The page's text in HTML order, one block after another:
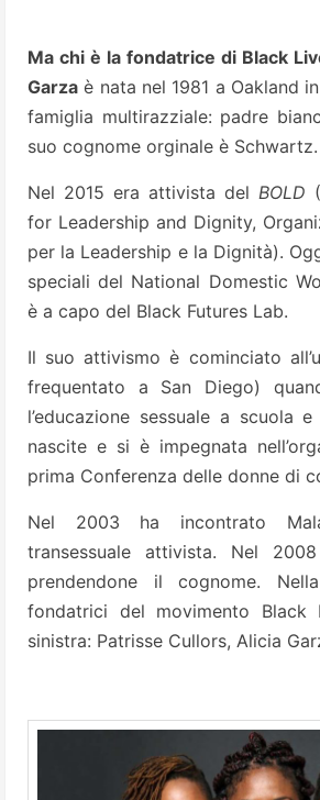
Ma chi è la fondatrice di Black
Garza è nata nel 1981 a Oakland
famiglia multirazziale: padre
suo cognome orginale è Schwartz.
Nel 2015 era attivista del BOLD
for Leadership and Dignity,
per la Leadership e la Dignità).
speciali del National Domestic
è a capo del Black Futures Lab.
Il suo attivismo è cominciato
frequentato a San Diego)
l’educazione sessuale a scuola
nascite e si è impegnata
prima Conferenza delle donne di
Nel 2003 ha incontrato
transessuale attivista. Nel
prendendone il cognome.
fondatrici del movimento Black
sinistra: Patrisse Cullors, Alicia